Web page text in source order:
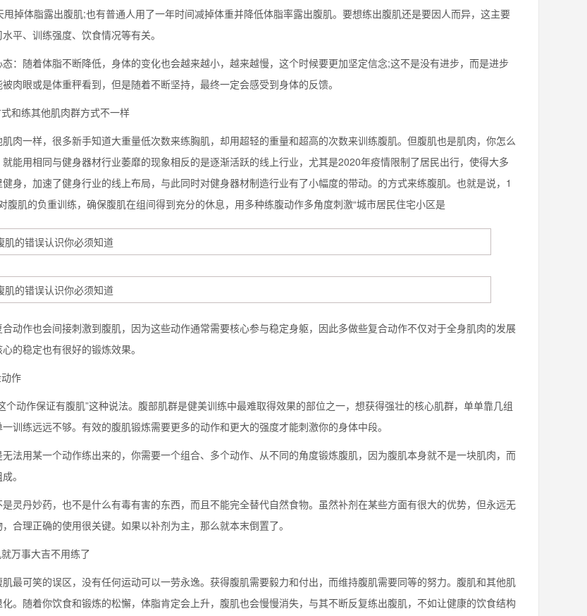
甩掉体脂露出腹肌;也有普通人用了一年时间减掉体重并降低体脂率露出腹肌。要想练出腹肌还是要因人而异，这主要
平、训练强度、饮食情况等有关。
随着体脂不断降低，身体的变化也会越来越小，越来越慢，这个时候要更加坚定信念;这不是没有进步，而是进步
肉眼或是体重秤看到，但是随着不断坚持，最终一定会感受到身体的反馈。
练其他肌肉群方式不一样
一样，很多新手知道大重量低次数来练胸肌，却用超轻的重量和超高的次数来训练腹肌。但腹肌也是肌肉，你怎么
能用相同与健身器材行业萎靡的现象相反的是逐渐活跃的线上行业，尤其是2020年疫情限制了居民出行，使得大多
身，加速了健身行业的线上布局，与此同时对健身器材制造行业有了小幅度的带动。的方式来练腹肌。也就是说，1
腹肌的负重训练，确保腹肌在组间得到充分的休息，用多种练腹动作多角度刺激“城市居民住宅小区是
作也会间接刺激到腹肌，因为这些动作通常需要核心参与稳定身躯，因此多做些复合动作不仅对于全身肌肉的发展
的稳定也有很好的锻炼效果。
作
动作保证有腹肌”这种说法。腹部肌群是健美训练中最难取得效果的部位之一，想获得强壮的核心肌群，单单靠几组
训练远远不够。有效的腹肌锻炼需要更多的动作和更大的强度才能刺激你的身体中段。
用某一个动作练出来的，你需要一个组合、多个动作、从不同的角度锻炼腹肌，因为腹肌本身就不是一块肌肉，而
。
丹妙药，也不是什么有毒有害的东西，而且不能完全替代自然食物。虽然补剂在某些方面有很大的优势，但永远无
合理正确的使用很关键。如果以补剂为主，那么就本末倒置了。
事大吉不用练了
可笑的误区，没有任何运动可以一劳永逸。获得腹肌需要毅力和付出，而维持腹肌需要同等的努力。腹肌和其他肌
。随着你饮食和锻炼的松懈，体脂肯定会上升，腹肌也会慢慢消失，与其不断反复练出腹肌，不如让健康的饮食结构